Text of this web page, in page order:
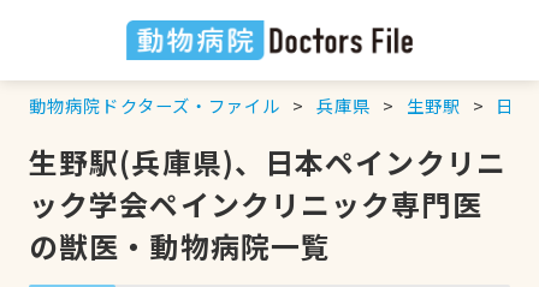
動物病院ドクターズ・ファイル 兵庫県 生野駅 日
生野駅(兵庫県)、日本ペインクリニ
ック学会ペインクリニック専門医
の獣医・動物病院一覧